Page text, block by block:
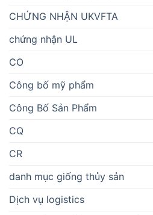
CHỨNG NHẬN UKVFTA
chứng nhận UL
CO
Công bố mỹ phẩm
Công Bố Sản Phẩm
CQ
CR
danh mục giống thủy sản
Dịch vụ logistics